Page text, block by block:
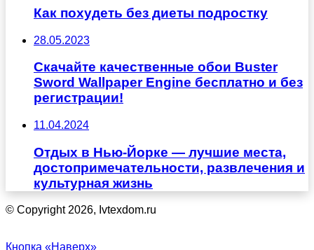
Как похудеть без диеты подростку
28.05.2023
Скачайте качественные обои Buster
Sword Wallpaper Engine бесплатно и без
регистрации!
11.04.2024
Отдых в Нью-Йорке — лучшие места,
достопримечательности, развлечения и
культурная жизнь
© Copyright 2026, Ivtexdom.ru
Кнопка «Наверх»